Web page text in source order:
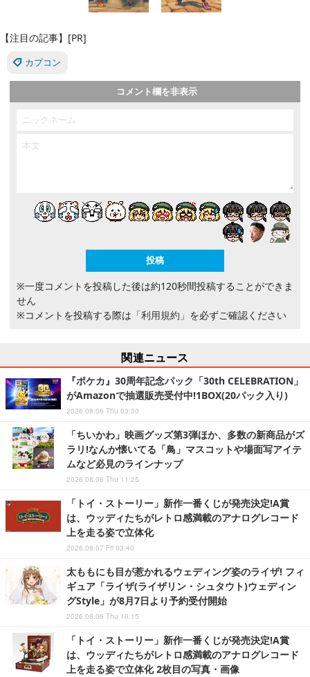
【注目の記事】[PR]
カプコン
コメント欄を非表示
※一度コメントを投稿した後は約120秒間投稿することができま
せん
※コメントを投稿する際は 「利用規約」 を必ずご確認ください
関連ニュース
『ポケカ』30周年記念パック「30th CELEBRATION」
がAmazonで抽選販売受付中!1BOX(20パック入り)
2026.08.06 Thu 03:30
「ちいかわ」映画グッズ第3弾ほか、多数の新商品がズ
ラリ!なんか懐いてる「鳥」マスコットや場面写アイテ
ムなど必見のラインナップ
2026.08.06 Thu 11:25
「トイ・ストーリー」新作一番くじが発売決定!A賞
は、ウッディたちがレトロ感満載のアナログレコード
上を走る姿で立体化
2026.08.07 Fri 03:40
太ももにも目が惹かれるウェディング姿のライザ! フィ
ギュア「ライザ(ライザリン・シュタウト)ウェディン
グStyle」が8月7日より予約受付開始
2026.08.06 Thu 10:15
「トイ・ストーリー」新作一番くじが発売決定!A賞
は、ウッディたちがレトロ感満載のアナログレコード
上を走る姿で立体化 2枚目の写真・画像